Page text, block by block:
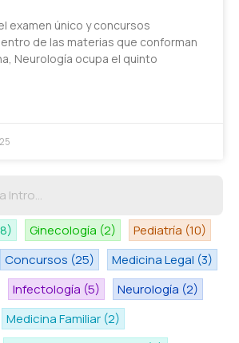
examen único y concursos
de las materias que conforman
Neurología ocupa el quinto
Ginecología (2) Pediatría (10)
Concursos (25) Medicina Legal (3)
Infectología (5) Neurología (2)
Medicina Familiar (2)